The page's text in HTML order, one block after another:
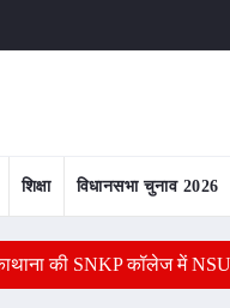
शिक्षा विधानसभा चुनाव 2026
की SNKP कॉलेज में